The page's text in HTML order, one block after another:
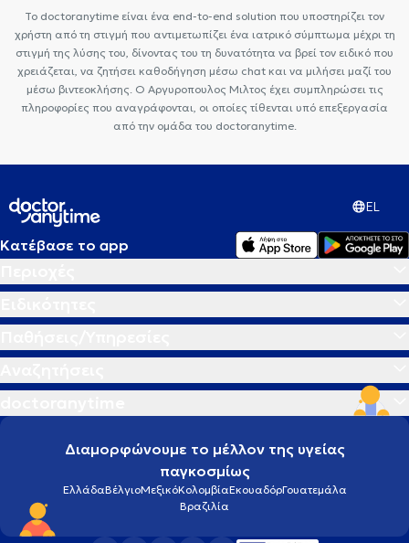
Το doctoranytime είναι ένα end-to-end solution που υποστηρίζει τον
χρήστη από τη στιγμή που αντιμετωπίζει ένα ιατρικό σύμπτωμα μέχρι τη
στιγμή της λύσης του, δίνοντας του τη δυνατότητα να βρεί τον ειδικό που
χρειάζεται, να ζητήσει καθοδήγηση μέσω chat και να μιλήσει μαζί του
μέσω βιντεοκλήσης. Ο Αργυροπουλος Μιλτος έχει συμπληρώσει τις
πληροφορίες που αναγράφονται, οι οποίες τίθενται υπό επεξεργασία
από την ομάδα του doctoranytime.
EL
Κατέβασε το app
Διαμορφώνουμε το μέλλον της υγείας
παγκοσμίως
ΕλλάδαΒέλγιοΜεξικόΚολομβίαΕκουαδόρΓουατεμάλα
Βραζιλία